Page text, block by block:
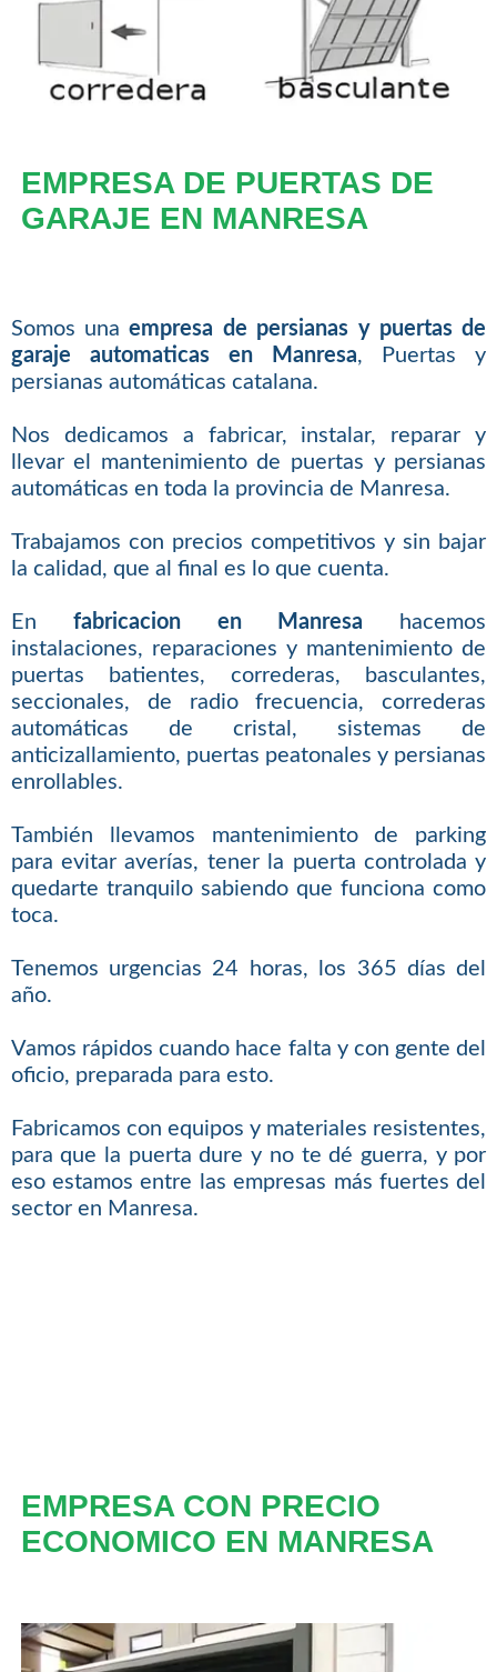
EMPRESA DE PUERTAS DE
GARAJE EN MANRESA
Somos unaempresa de persianas y puertas de
garaje automaticas en Manresa, Puertas y
persianas automáticas catalana.
Nos dedicamos a fabricar, instalar, reparar y
llevar el mantenimiento de puertas y persianas
automáticas en toda la provincia de Manresa.
Trabajamos con precios competitivos y sin bajar
la calidad, que al final es lo que cuenta.
En fabricacion en Manresa hacemos
instalaciones, reparaciones y mantenimiento de
puertas batientes, correderas, basculantes,
seccionales, de radio frecuencia, correderas
automáticas de cristal, sistemas de
anticizallamiento, puertas peatonales y persianas
enrollables.
También llevamos mantenimiento de parking
para evitar averías, tener la puerta controlada y
quedarte tranquilo sabiendo que funciona como
toca.
Tenemos urgencias 24 horas, los 365 días del
año.
Vamos rápidos cuando hace falta y con gente del
oficio, preparada para esto.
Fabricamos con equipos y materiales resistentes,
para que la puerta dure y no te dé guerra, y por
eso estamos entre las empresas más fuertes del
sector en Manresa.
EMPRESA CON PRECIO
ECONOMICO EN MANRESA